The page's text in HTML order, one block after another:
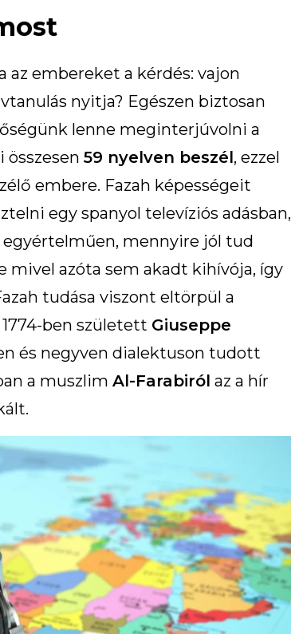
az embereket a kérdés: vajon
nyitja? Egészen biztosan
lenne meginterjúvolni a
összesen 59 nyelven beszél, ezzel
embere. Fazah képességeit
egy spanyol televíziós adásban,
mennyire jól tud
mivel azóta sem akadt kihívója, így
tudása viszont eltörpül a
ben született Giuseppe
és negyven dialektuson tudott
a muszlim Al-Farabiról az a hír